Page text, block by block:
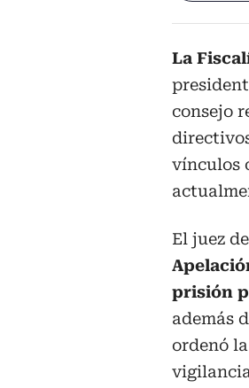
La
consejo
vínculos
El juez
prisión
además
ordenó